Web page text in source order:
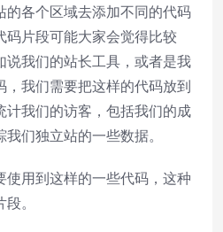
, selected
subtitles
的各个区域去添加不同的代码
码片段可能大家会觉得比较
说我们的站长工具，或者是我
我们需要把这样的代码放到
计我们的访客，包括我们的成
们独立站的一些数据。
用到这样的一些代码，这种
。